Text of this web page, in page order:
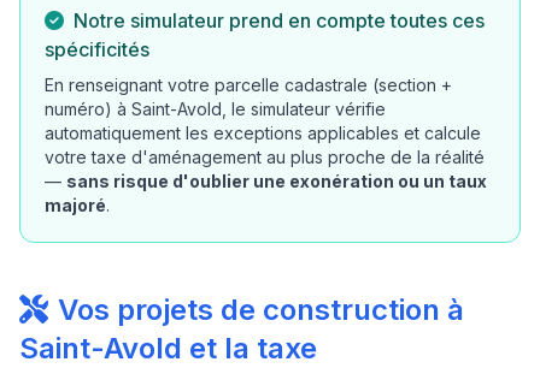
Notre simulateur prend en compte toutes ces
spécificités
En renseignant votre parcelle cadastrale (section +
numéro) à Saint-Avold, le simulateur vérifie
automatiquement les exceptions applicables et calcule
votre taxe d'aménagement au plus proche de la réalité
— sans risque d'oublier une exonération ou un taux
majoré.
Vos projets de construction à
Saint-Avold et la taxe